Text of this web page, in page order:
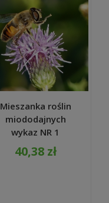
Mieszanka roślin
miododajnych
wykaz NR 1
Ekoschematy
dopłaty 1 kg
40,38 zł